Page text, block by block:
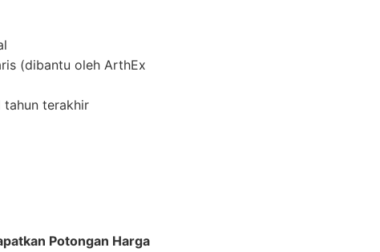
(dibantu oleh ArthEx
tahun terakhir
Potongan Harga